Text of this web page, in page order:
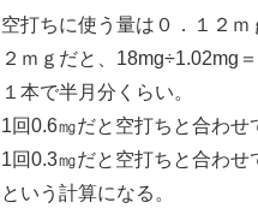
空打ちに使う量は０．１２
２ｍｇだと、18mg÷1.02mg
１本で半月分くらい。
1回0.6㎎だと空打ちと合わ
1回0.3㎎だと空打ちと合わ
という計算になる。